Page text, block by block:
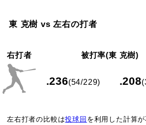
東 克樹 vs 左右の打者
右打者 被打率(東 克樹)
.236(54/229) .208
左右打者の比較は投球回 を利用した計算